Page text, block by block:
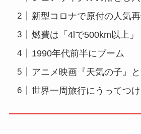
新型コロナで原付の人気
燃費は「4lで500km以上」
1990年代前半にブーム
アニメ映画『天気の子』
世界一周旅行にうってつけ